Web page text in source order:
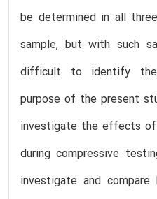
be determined in all
sample, but with such
difficult to identify
purpose of the present
investigate the effects of
during compressive
investigate and